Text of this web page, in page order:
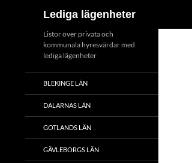
Lediga lägenheter
Listor över privata och
kommunala hyresvärdar med
lediga lägenheter
BLEKINGE LÄN
DALARNAS LÄN
GOTLANDS LÄN
GÄVLEBORGS LÄN